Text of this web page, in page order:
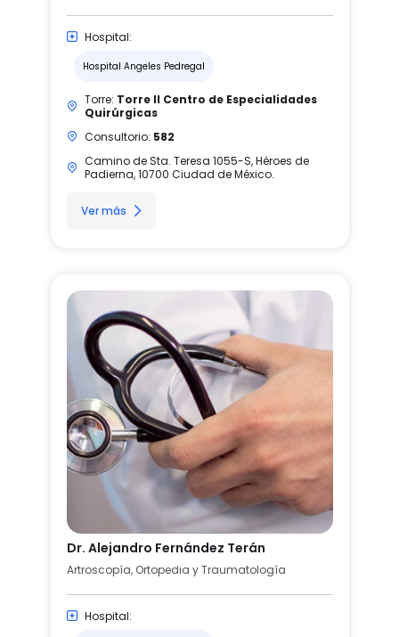
Hospital:
Hospital Angeles Pedregal
Torre: Torre II Centro de Especialidades
Quirúrgicas
Consultorio: 582
Camino de Sta. Teresa 1055-S, Héroes de
Padierna, 10700 Ciudad de México.
Ver más
Dr. Alejandro Fernández Terán
Artroscopía, Ortopedia y Traumatología
Hospital: